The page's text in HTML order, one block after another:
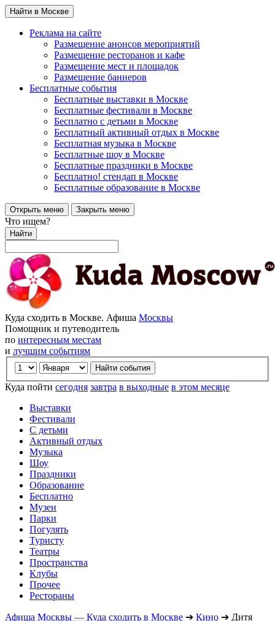
Найти в Москве
Реклама на сайте
Размещение анонсов мероприятий
Размещение ресторанов и кафе
Размещение мест и площадок
Размещение баннеров
Бесплатные события
Бесплатные выставки в Москве
Бесплатные фестивали в Москве
Бесплатно с детьми в Москве
Бесплатный активный отдых в Москве
Бесплатная музыка в Москве
Бесплатные шоу в Москве
Бесплатные праздники в Москве
Бесплатно! стендап в Москве
Бесплатные образование в Москве
Открыть меню Закрыть меню
Что ищем?
Найти
Куда сходить в Москве. Афиша Москвы
Помощник и путеводитель
по интересным местам
и лучшим событиям
Куда пойти сегодня завтра в выходные в этом месяце
Выставки
Фестивали
С детьми
Активный отдых
Музыка
Шоу
Праздники
Образование
Бесплатно
Музеи
Парки
Погулять
Туристу
Театры
Пространства
Клубы
Прочее
Рестораны
Афиша Москвы — Куда сходить в Москве ➔ Кино ➔ Дитя